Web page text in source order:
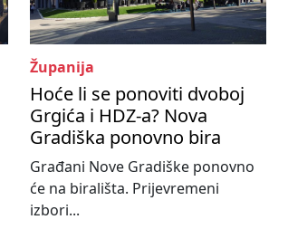
Županija
Hoće li se ponoviti dvoboj
Grgića i HDZ-a? Nova
Gradiška ponovno bira
Građani Nove Gradiške ponovno
će na birališta. Prijevremeni
izbori...